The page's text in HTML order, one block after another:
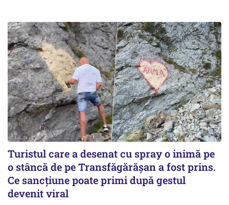
Turistul care a desenat cu spray o inimă pe
o stâncă de pe Transfăgărășan a fost prins.
Ce sancțiune poate primi după gestul
devenit viral